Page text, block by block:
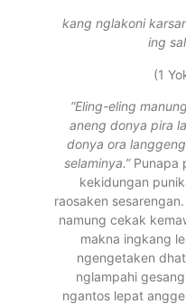
kang nglakoni
ing
(1
“Eling-eling
aneng donya pira
donya ora
selaminya.”Punapa
kekidungan
raosaken
namung cekak
makna ingkang
ngengetaken
nglampahi
ngantos lepat